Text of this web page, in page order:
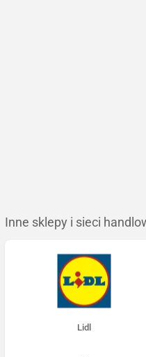
Inne sklepy i sieci
Lidl